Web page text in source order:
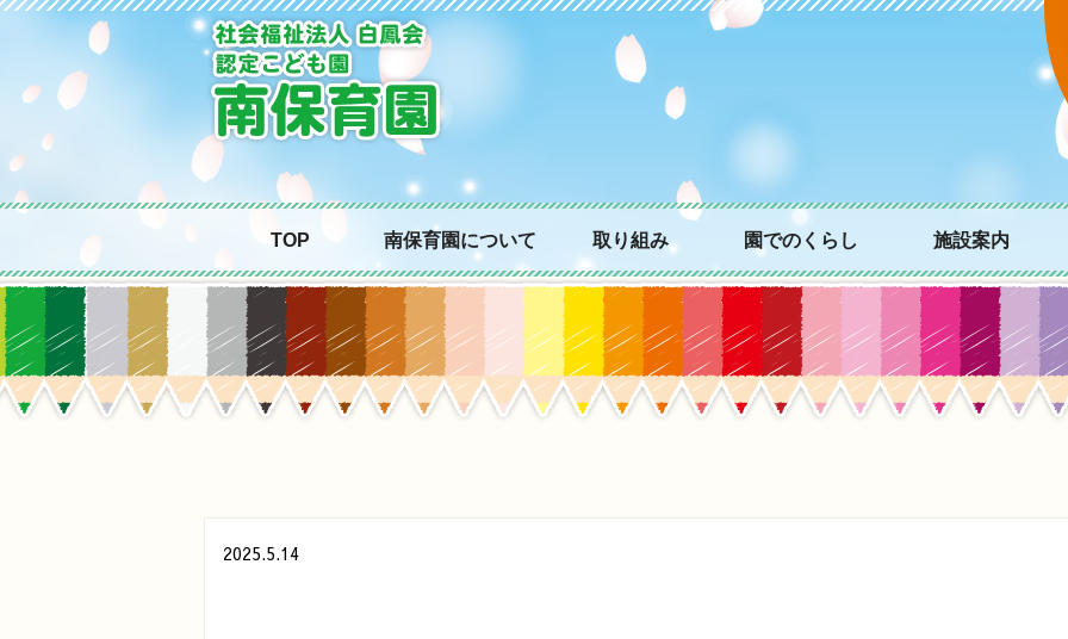
TOP 南保育園について 取り組み 園でのくらし 施設案内
2025.5.14